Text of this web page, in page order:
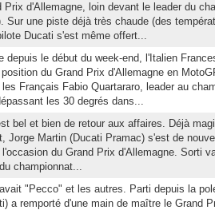
Prix d'Allemagne, loin devant le leader du
Sur une piste déjà très chaude (des
Ducati s'est même offert...
depuis le début du week-end, l'Italien
du Grand Prix d'Allemagne en
Français Fabio Quartararo, leader au
les 30 degrés dans...
bel et bien de retour aux affaires. Déjà
Jorge Martin (Ducati Pramac) s'est de
du Grand Prix d'Allemagne. Sorti
championnat...
"Pecco" et les autres. Parti depuis la
a remporté d'une main de maître le Grand